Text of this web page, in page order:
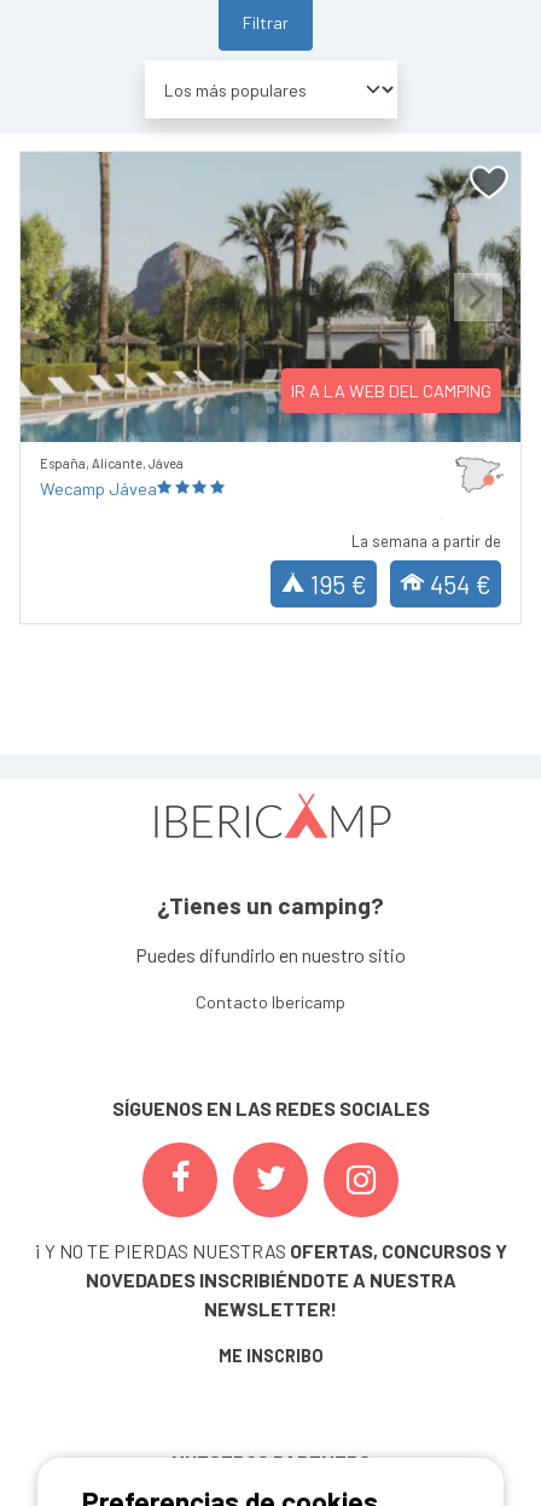
Filtrar
Previous Next
IR A LA WEB DEL CAMPING
España, Alicante, Jávea
Wecamp Jávea
La semana a partir de
195 € 454 €
¿Tienes un camping?
Puedes difundirlo en nuestro sitio
Contacto Ibericamp
SÍGUENOS EN LAS REDES SOCIALES
¡ Y NO TE PIERDAS NUESTRAS OFERTAS, CONCURSOS Y
NOVEDADES INSCRIBIÉNDOTE A NUESTRA
NEWSLETTER!
ME INSCRIBO
NUESTROS PARTNERS